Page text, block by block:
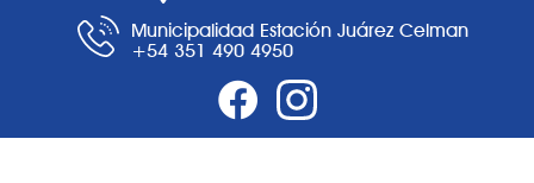
Municipalidad Estación Juárez Celman
+54 351 490 4950